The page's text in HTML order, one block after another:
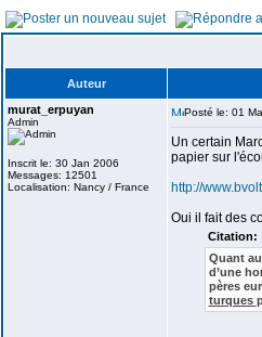
Auteur
murat_erpuyan
Admin
Inscrit le: 30 Jan 2006
Messages: 12501
Localisation: Nancy / France
Posté le: 01
Un certain
papier sur
http://
Oui il fait des
Citation:
Quant
d’une
pères
turques